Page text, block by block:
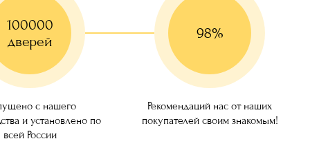
100000
дверей
с нашего
и установлено по
всей России
98%
Рекомендаций нас от наших
покупателей своим знакомым!